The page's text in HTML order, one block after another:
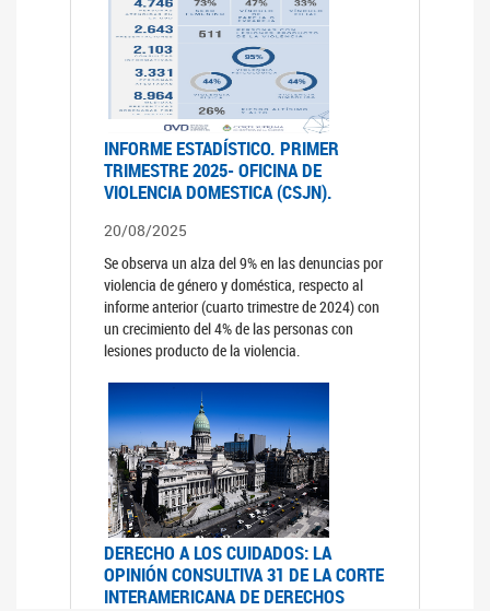
INFORME ESTADÍSTICO. PRIMER
TRIMESTRE 2025- OFICINA DE
VIOLENCIA DOMESTICA (CSJN).
20/08/2025
Se observa un alza del 9% en las denuncias por
violencia de género y doméstica, respecto al
informe anterior (cuarto trimestre de 2024) con
un crecimiento del 4% de las personas con
lesiones producto de la violencia.
DERECHO A LOS CUIDADOS: LA
OPINIÓN CONSULTIVA 31 DE LA CORTE
INTERAMERICANA DE DERECHOS